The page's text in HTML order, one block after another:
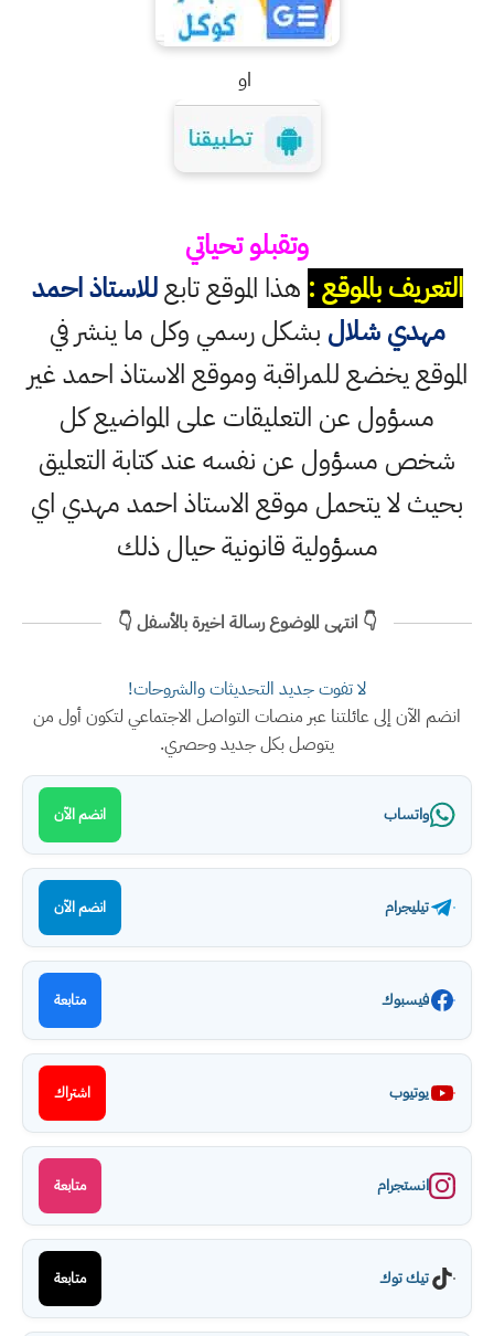
او
وتقبلو تحياتي
التعريف بالموقع : هذا الموقع تابعللاستاذ احمد
مهدي شلال بشكل رسمي وكل ما ينشر في
الموقع يخضع للمراقبة وموقع الاستاذ احمد غير
مسؤول عن التعليقات على المواضيع كل
شخص مسؤول عن نفسه عند كتابة التعليق
بحيث لا يتحمل موقع الاستاذ احمد مهدي اي
مسؤولية قانونية حيال ذلك
👇 انتهى الموضوع رسالة اخيرة بالأسفل 👇
لا تفوت جديد التحديثات والشروحات!
انضم الآن إلى عائلتنا عبر منصات التواصل الاجتماعي لتكون أول من
يتوصل بكل جديد وحصري.
واتساب انضم الآن
تيليجرام انضم الآن
فيسبوك متابعة
يوتيوب اشتراك
انستجرام متابعة
تيك توك متابعة